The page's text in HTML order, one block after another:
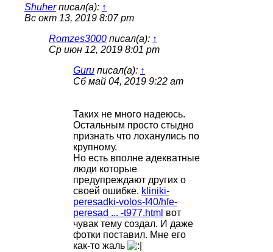
Shuherписал(а): ↑
Вс окт 13, 2019 8:07 pm
Romzes3000 писал(а): ↑
Ср июн 12, 2019 8:01 pm
Guru писал(а): ↑
Сб май 04, 2019 9:22 am
Таких не много надеюсь.
Остальным просто стыдно
признать что лоханулись по
крупному.
Но есть вполне адекватные
люди которые
предупреждают других о
своей ошибке. kliniki-
peresadki-volos-f40/hfe-
peresad ... -t977.html вот
чувак тему создал. И даже
фотки поставил. Мне его
как-то жаль